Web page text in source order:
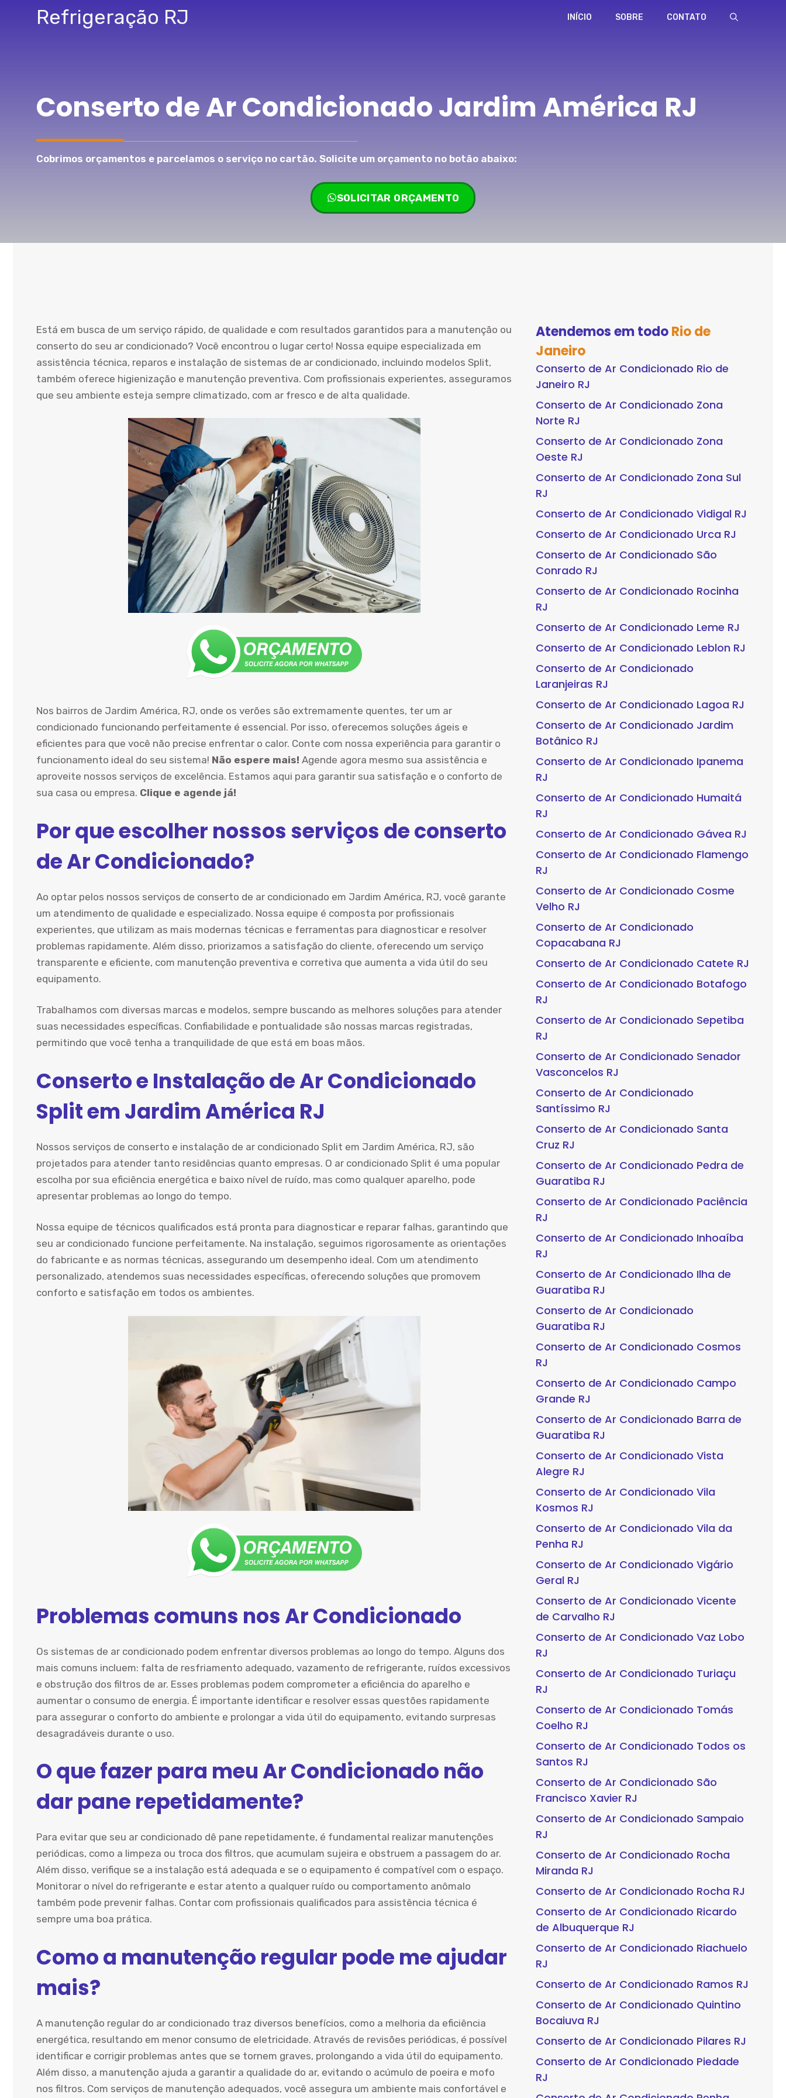
Refrigeração RJ INÍCIO SOBRE CONTATO
Conserto de Ar Condicionado Jardim América RJ
Cobrimos orçamentos e parcelamos o serviço no cartão. Solicite um orçamento no botão abaixo:
SOLICITAR ORÇAMENTO
Está em busca de um serviço rápido, de qualidade e com resultados garantidos para a manutenção ou
conserto do seu ar condicionado? Você encontrou o lugar certo! Nossa equipe especializada em
assistência técnica, reparos e instalação de sistemas de ar condicionado, incluindo modelos Split,
também oferece higienização e manutenção preventiva. Com profissionais experientes, asseguramos
que seu ambiente esteja sempre climatizado, com ar fresco e de alta qualidade.
Nos bairros de Jardim América, RJ, onde os verões são extremamente quentes, ter um ar
condicionado funcionando perfeitamente é essencial. Por isso, oferecemos soluções ágeis e
eficientes para que você não precise enfrentar o calor. Conte com nossa experiência para garantir o
funcionamento ideal do seu sistema! Não espere mais! Agende agora mesmo sua assistência e
aproveite nossos serviços de excelência. Estamos aqui para garantir sua satisfação e o conforto de
sua casa ou empresa. Clique e agende já!
Por que escolher nossos serviços de conserto
de Ar Condicionado?
Ao optar pelos nossos serviços de conserto de ar condicionado em Jardim América, RJ, você garante
um atendimento de qualidade e especializado. Nossa equipe é composta por profissionais
experientes, que utilizam as mais modernas técnicas e ferramentas para diagnosticar e resolver
problemas rapidamente. Além disso, priorizamos a satisfação do cliente, oferecendo um serviço
transparente e eficiente, com manutenção preventiva e corretiva que aumenta a vida útil do seu
equipamento.
Trabalhamos com diversas marcas e modelos, sempre buscando as melhores soluções para atender
suas necessidades específicas. Confiabilidade e pontualidade são nossas marcas registradas,
permitindo que você tenha a tranquilidade de que está em boas mãos.
Conserto e Instalação de Ar Condicionado
Split em Jardim América RJ
Nossos serviços de conserto e instalação de ar condicionado Split em Jardim América, RJ, são
projetados para atender tanto residências quanto empresas. O ar condicionado Split é uma popular
escolha por sua eficiência energética e baixo nível de ruído, mas como qualquer aparelho, pode
apresentar problemas ao longo do tempo.
Nossa equipe de técnicos qualificados está pronta para diagnosticar e reparar falhas, garantindo que
seu ar condicionado funcione perfeitamente. Na instalação, seguimos rigorosamente as orientações
do fabricante e as normas técnicas, assegurando um desempenho ideal. Com um atendimento
personalizado, atendemos suas necessidades específicas, oferecendo soluções que promovem
conforto e satisfação em todos os ambientes.
Problemas comuns nos Ar Condicionado
Os sistemas de ar condicionado podem enfrentar diversos problemas ao longo do tempo. Alguns dos
mais comuns incluem: falta de resfriamento adequado, vazamento de refrigerante, ruídos excessivos
e obstrução dos filtros de ar. Esses problemas podem comprometer a eficiência do aparelho e
aumentar o consumo de energia. É importante identificar e resolver essas questões rapidamente
para assegurar o conforto do ambiente e prolongar a vida útil do equipamento, evitando surpresas
desagradáveis durante o uso.
O que fazer para meu Ar Condicionado não
dar pane repetidamente?
Para evitar que seu ar condicionado dê pane repetidamente, é fundamental realizar manutenções
periódicas, como a limpeza ou troca dos filtros, que acumulam sujeira e obstruem a passagem do ar.
Além disso, verifique se a instalação está adequada e se o equipamento é compatível com o espaço.
Monitorar o nível do refrigerante e estar atento a qualquer ruído ou comportamento anômalo
também pode prevenir falhas. Contar com profissionais qualificados para assistência técnica é
sempre uma boa prática.
Como a manutenção regular pode me ajudar
mais?
A manutenção regular do ar condicionado traz diversos benefícios, como a melhoria da eficiência
energética, resultando em menor consumo de eletricidade. Através de revisões periódicas, é possível
identificar e corrigir problemas antes que se tornem graves, prolongando a vida útil do equipamento.
Além disso, a manutenção ajuda a garantir a qualidade do ar, evitando o acúmulo de poeira e mofo
nos filtros. Com serviços de manutenção adequados, você assegura um ambiente mais confortável e
Atendemos em todoRio de
Janeiro
Conserto de Ar Condicionado Rio de
Janeiro RJ
Conserto de Ar Condicionado Zona
Norte RJ
Conserto de Ar Condicionado Zona
Oeste RJ
Conserto de Ar Condicionado Zona Sul
RJ
Conserto de Ar Condicionado Vidigal RJ
Conserto de Ar Condicionado Urca RJ
Conserto de Ar Condicionado São
Conrado RJ
Conserto de Ar Condicionado Rocinha
RJ
Conserto de Ar Condicionado Leme RJ
Conserto de Ar Condicionado Leblon RJ
Conserto de Ar Condicionado
Laranjeiras RJ
Conserto de Ar Condicionado Lagoa RJ
Conserto de Ar Condicionado Jardim
Botânico RJ
Conserto de Ar Condicionado Ipanema
RJ
Conserto de Ar Condicionado Humaitá
RJ
Conserto de Ar Condicionado Gávea RJ
Conserto de Ar Condicionado Flamengo
RJ
Conserto de Ar Condicionado Cosme
Velho RJ
Conserto de Ar Condicionado
Copacabana RJ
Conserto de Ar Condicionado Catete RJ
Conserto de Ar Condicionado Botafogo
RJ
Conserto de Ar Condicionado Sepetiba
RJ
Conserto de Ar Condicionado Senador
Vasconcelos RJ
Conserto de Ar Condicionado
Santíssimo RJ
Conserto de Ar Condicionado Santa
Cruz RJ
Conserto de Ar Condicionado Pedra de
Guaratiba RJ
Conserto de Ar Condicionado Paciência
RJ
Conserto de Ar Condicionado Inhoaíba
RJ
Conserto de Ar Condicionado Ilha de
Guaratiba RJ
Conserto de Ar Condicionado
Guaratiba RJ
Conserto de Ar Condicionado Cosmos
RJ
Conserto de Ar Condicionado Campo
Grande RJ
Conserto de Ar Condicionado Barra de
Guaratiba RJ
Conserto de Ar Condicionado Vista
Alegre RJ
Conserto de Ar Condicionado Vila
Kosmos RJ
Conserto de Ar Condicionado Vila da
Penha RJ
Conserto de Ar Condicionado Vigário
Geral RJ
Conserto de Ar Condicionado Vicente
de Carvalho RJ
Conserto de Ar Condicionado Vaz Lobo
RJ
Conserto de Ar Condicionado Turiaçu
RJ
Conserto de Ar Condicionado Tomás
Coelho RJ
Conserto de Ar Condicionado Todos os
Santos RJ
Conserto de Ar Condicionado São
Francisco Xavier RJ
Conserto de Ar Condicionado Sampaio
RJ
Conserto de Ar Condicionado Rocha
Miranda RJ
Conserto de Ar Condicionado Rocha RJ
Conserto de Ar Condicionado Ricardo
de Albuquerque RJ
Conserto de Ar Condicionado Riachuelo
RJ
Conserto de Ar Condicionado Ramos RJ
Conserto de Ar Condicionado Quintino
Bocaiuva RJ
Conserto de Ar Condicionado Pilares RJ
Conserto de Ar Condicionado Piedade
RJ